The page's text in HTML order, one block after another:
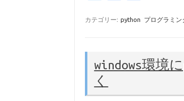
it e
o
カテゴリー: python プログラミン
windows環境
く